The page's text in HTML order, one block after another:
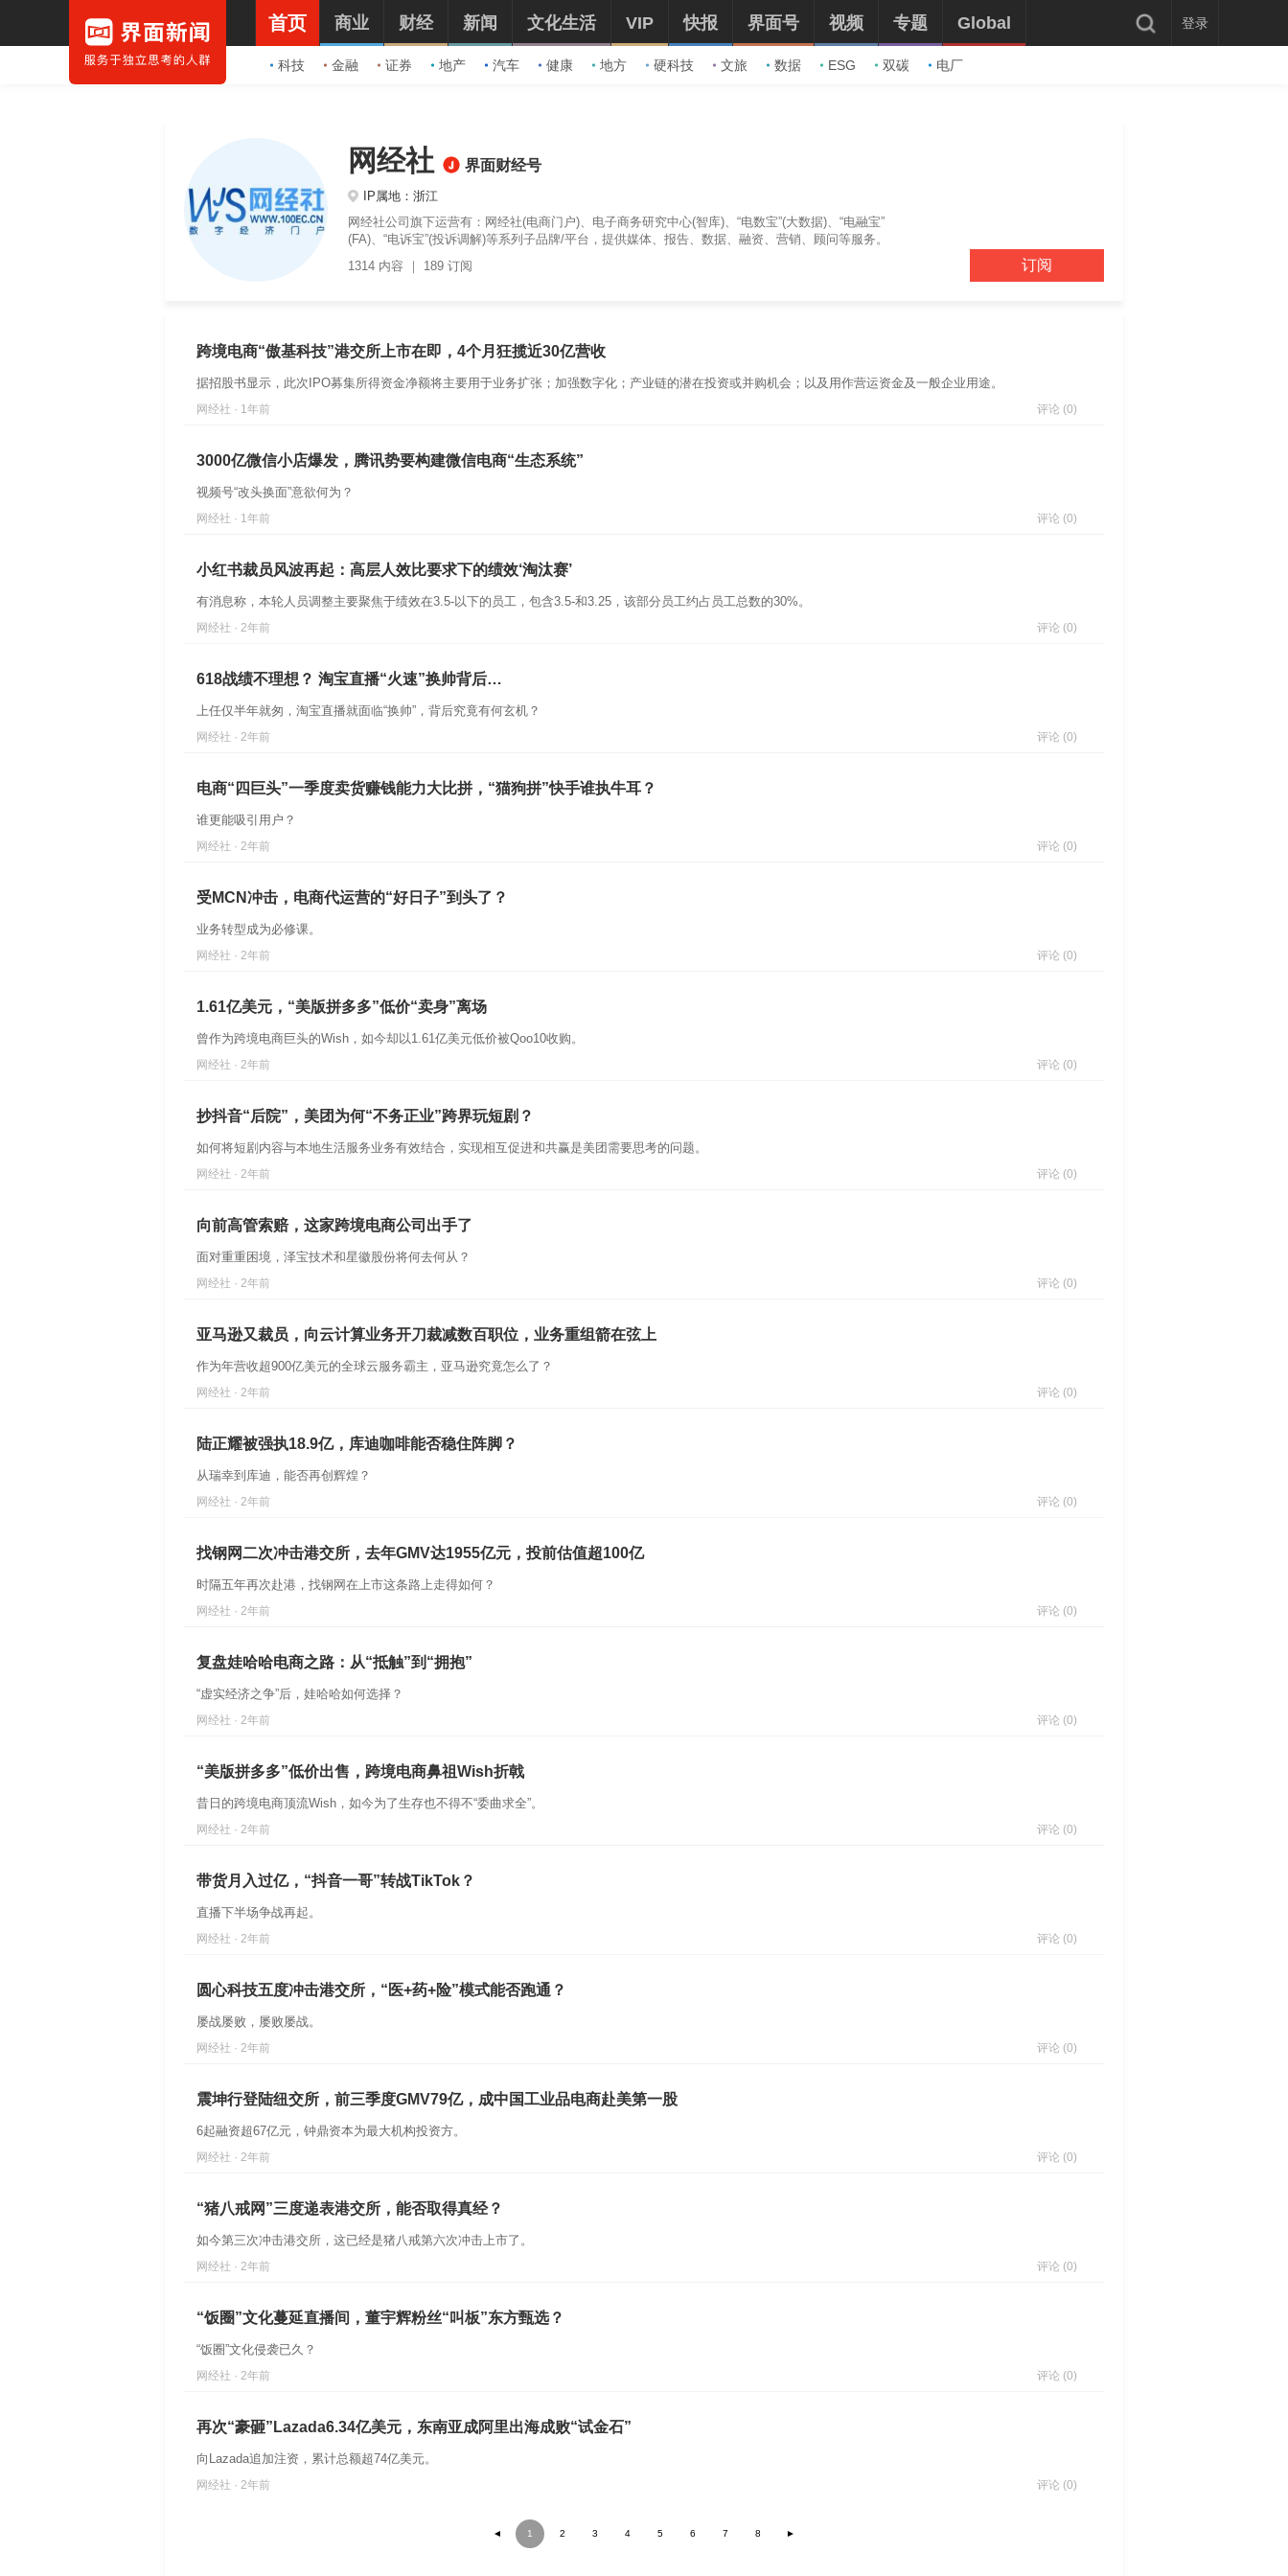
首页
科技 金融 证券 地产 汽车 健康 地方 硬科技 文旅 数据 ESG 双碳 电厂
商业 财经 新闻 文化生活 VIP 快报 界面号 视频 专题 Global 登录
网经社 界面财经号
IP属地：浙江
网经社公司旗下运营有：网经社(电商门户)、电子商务研究中心(智库)、“电数宝”(大数据)、“电融宝”
(FA)、“电诉宝”(投诉调解)等系列子品牌/平台，提供媒体、报告、数据、融资、营销、顾问等服务。
1314 内容
｜ 189 订阅 订阅
跨境电商“傲基科技”港交所上市在即，4个月狂揽近30亿营收
据招股书显示，此次IPO募集所得资金净额将主要用于业务扩张；加强数字化；产业链的潜在投资或并购机会；以及用作营运资金及一般企业用途。
网经社 · 1年前 评论 (0)
3000亿微信小店爆发，腾讯势要构建微信电商“生态系统”
视频号“改头换面”意欲何为？
网经社 · 1年前 评论 (0)
小红书裁员风波再起：高层人效比要求下的绩效‘淘汰赛’
有消息称，本轮人员调整主要聚焦于绩效在3.5-以下的员工，包含3.5-和3.25，该部分员工约占员工总数的30%。
网经社 · 2年前 评论 (0)
618战绩不理想？ 淘宝直播“火速”换帅背后…
上任仅半年就匆，淘宝直播就面临“换帅”，背后究竟有何玄机？
网经社 · 2年前 评论 (0)
电商“四巨头”一季度卖货赚钱能力大比拼，“猫狗拼”快手谁执牛耳？
谁更能吸引用户？
网经社 · 2年前 评论 (0)
受MCN冲击，电商代运营的“好日子”到头了？
业务转型成为必修课。
网经社 · 2年前 评论 (0)
1.61亿美元，“美版拼多多”低价“卖身”离场
曾作为跨境电商巨头的Wish，如今却以1.61亿美元低价被Qoo10收购。
网经社 · 2年前 评论 (0)
抄抖音“后院”，美团为何“不务正业”跨界玩短剧？
如何将短剧内容与本地生活服务业务有效结合，实现相互促进和共赢是美团需要思考的问题。
网经社 · 2年前 评论 (0)
向前高管索赔，这家跨境电商公司出手了
面对重重困境，泽宝技术和星徽股份将何去何从？
网经社 · 2年前 评论 (0)
亚马逊又裁员，向云计算业务开刀裁减数百职位，业务重组箭在弦上
作为年营收超900亿美元的全球云服务霸主，亚马逊究竟怎么了？
网经社 · 2年前 评论 (0)
陆正耀被强执18.9亿，库迪咖啡能否稳住阵脚？
从瑞幸到库迪，能否再创辉煌？
网经社 · 2年前 评论 (0)
找钢网二次冲击港交所，去年GMV达1955亿元，投前估值超100亿
时隔五年再次赴港，找钢网在上市这条路上走得如何？
网经社 · 2年前 评论 (0)
复盘娃哈哈电商之路：从“抵触”到“拥抱”
“虚实经济之争”后，娃哈哈如何选择？
网经社 · 2年前 评论 (0)
“美版拼多多”低价出售，跨境电商鼻祖Wish折戟
昔日的跨境电商顶流Wish，如今为了生存也不得不“委曲求全”。
网经社 · 2年前 评论 (0)
带货月入过亿，“抖音一哥”转战TikTok？
直播下半场争战再起。
网经社 · 2年前 评论 (0)
圆心科技五度冲击港交所，“医+药+险”模式能否跑通？
屡战屡败，屡败屡战。
网经社 · 2年前 评论 (0)
震坤行登陆纽交所，前三季度GMV79亿，成中国工业品电商赴美第一股
6起融资超67亿元，钟鼎资本为最大机构投资方。
网经社 · 2年前 评论 (0)
“猪八戒网”三度递表港交所，能否取得真经？
如今第三次冲击港交所，这已经是猪八戒第六次冲击上市了。
网经社 · 2年前 评论 (0)
“饭圈”文化蔓延直播间，董宇辉粉丝“叫板”东方甄选？
“饭圈”文化侵袭已久？
网经社 · 2年前 评论 (0)
再次“豪砸”Lazada6.34亿美元，东南亚成阿里出海成败“试金石”
向Lazada追加注资，累计总额超74亿美元。
网经社 · 2年前 评论 (0)
◄ 1 2 3 4 5 6 7 8 ►